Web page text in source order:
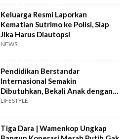
Keluarga Resmi Laporkan
Kematian Sutrimo ke Polisi, Siap
Jika Harus Diautopsi
NEWS
Pendidikan Berstandar
Internasional Semakin
Dibutuhkan, Bekali Anak dengan
Keterampilan Masa Depan
LIFESTYLE
Tiga Dara | Wamenkop Ungkap